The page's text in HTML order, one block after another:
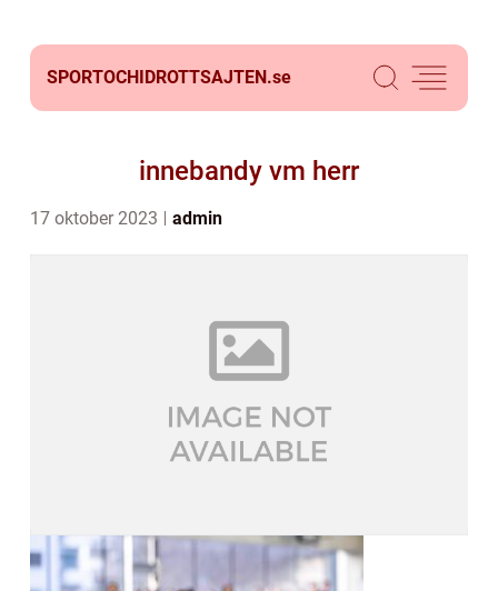
SPORTOCHIDROTTSAJTEN.se
innebandy vm herr
17 oktober 2023 admin